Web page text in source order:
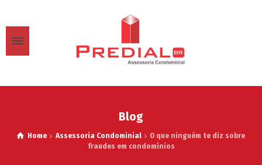
Blog
Home Assessoria Condominial
O que ninguém te diz sobre
fraudes em condomínios